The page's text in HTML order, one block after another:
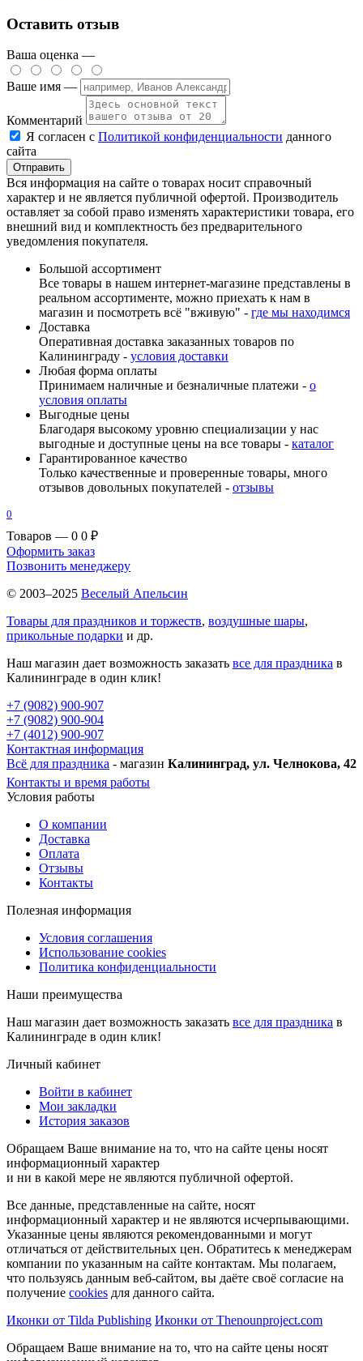
Оставить отзыв
Ваша оценка —
Ваше имя —
Комментарий
Я согласен с Политикой конфиденциальности данного
сайта
Вся информация на сайте о товарах носит справочный
характер и не является публичной офертой. Производитель
оставляет за собой право изменять характеристики товара, его
внешний вид и комплектность без предварительного
уведомления покупателя.
Большой ассортимент
Все товары в нашем интернет-магазине представлены в
реальном ассортименте, можно приехать к нам в
магазин и посмотреть всё "вживую" - где мы находимся
Доставка
Оперативная доставка заказанных товаров по
Калининграду - условия доставки
Любая форма оплаты
Принимаем наличные и безналичные платежи - о
условия оплаты
Выгодные цены
Благодаря высокому уровню специализации у нас
выгодные и доступные цены на все товары - каталог
Гарантированное качество
Только качественные и проверенные товары, много
отзывов довольных покупателей - отзывы
0
Товаров — 0 0 ₽
Оформить заказ
Позвонить менеджеру
© 2003–2025 Веселый Апельсин
Товары для праздников и торжеств, воздушные шары,
прикольные подарки и др.
Наш магазин дает возможность заказать все для праздника в
Калининграде в один клик!
+7 (9082) 900-907
+7 (9082) 900-904
+7 (4012) 900-907
Контактная информация
Всё для праздника - магазин Калининград, ул. Челнокова, 42
Контакты и время работы
Условия работы
О компании
Доставка
Оплата
Отзывы
Контакты
Полезная информация
Условия соглашения
Использование cookies
Политика конфиденциальности
Наши преимущества
Наш магазин дает возможность заказать все для праздника в
Калининграде в один клик!
Личный кабинет
Войти в кабинет
Мои закладки
История заказов
Обращаем Ваше внимание на то, что на сайте цены носят
информационный характер
и ни в какой мере не являются публичной офертой.
Все данные, представленные на сайте, носят
информационный характер и не являются исчерпывающими.
Указанные цены являются рекомендованными и могут
отличаться от действительных цен. Обратитесь к менеджерам
компании по указанным на сайте контактам. Мы полагаем,
что пользуясь данным веб-сайтом, вы даёте своё согласие на
получение cookies для данного сайта.
Иконки от Tilda Publishing Иконки от Thenounproject.com
Обращаем Ваше внимание на то, что на сайте цены носят